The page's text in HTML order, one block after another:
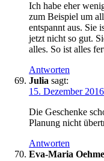
Ich habe eher
zum Beispiel um
entspannt aus. Sie
jetzt nicht so gut.
alles. So ist alles
Antworten
Julia sagt:
15. Dezember
Die Geschenke
Planung nicht
Antworten
Eva-Maria Oehme